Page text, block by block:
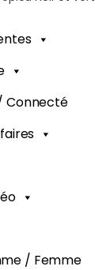
Connecté
/ Femme